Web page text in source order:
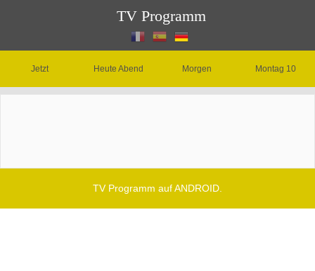
TV Programm
Jetzt Heute Abend Morgen Montag 10
TV Programm auf ANDROID.